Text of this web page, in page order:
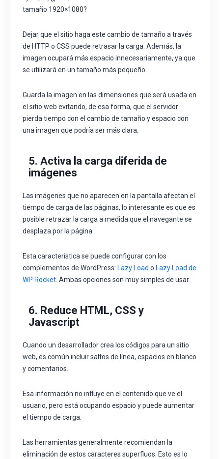
tamaño 1920×1080?
Dejar que el sitio haga este cambio de tamaño a través
de HTTP o CSS puede retrasar la carga. Además, la
imagen ocupará más espacio innecesariamente, ya que
se utilizará en un tamaño más pequeño.
Guarda la imagen en las dimensiones que será usada en
el sitio web evitando, de esa forma, que el servidor
pierda tiempo con el cambio de tamaño y espacio con
una imagen que podría ser más clara.
5. Activa la carga diferida de
imágenes
Las imágenes que no aparecen en la pantalla afectan el
tiempo de carga de las páginas, lo interesante es que es
posible retrazar la carga a medida que el navegante se
desplaza por la página.
Esta característica se puede configurar con los
complementos de WordPress: Lazy Load o Lazy Load de
WP Rocket. Ambas opciones son muy simples de usar.
6. Reduce HTML, CSS y
Javascript
Cuando un desarrollador crea los códigos para un sitio
web, es común incluir saltos de línea, espacios en blanco
y comentarios.
Esa información no influye en el contenido que ve el
usuario, pero está ocupando espacio y puede aumentar
el tiempo de carga.
Las herramientas generalmente recomiendan la
eliminación de estos caracteres superfluos. Esto es lo